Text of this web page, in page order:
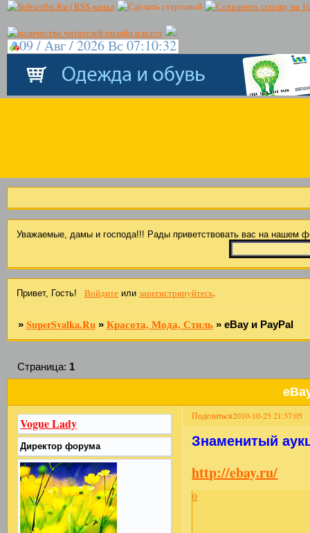
09 / Авг / 2026 Вс 07:10:32
Уважаемые, дамы и господа!!! Рады приветствовать вас на
Привет, Гость! Войдитеили зарегистрируйтесь.
» SuperSvalka.Ru » Красота, Мода, Стиль » eBay и PayPal
Страница: 1
Поделиться2010-10-25 21:37:05
Vogue Lady
Директор форума Знаменитый
http://ebay.ru/
0